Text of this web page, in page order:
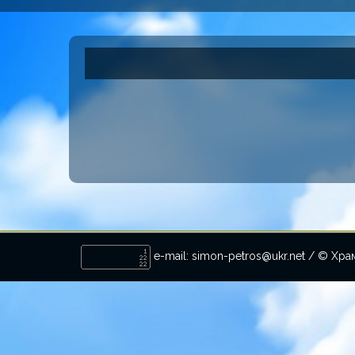
e-mail: simon-petros@ukr.net / ©